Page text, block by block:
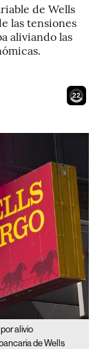
de Wells
las tensiones
aliviando las
20
alivio
de Wells